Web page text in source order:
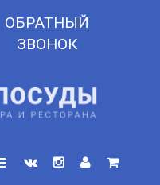
ОБРАТНЫЙ
ЗВОНОК